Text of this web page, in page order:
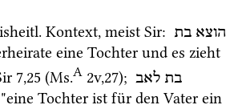
Kontext, meist Sir: הוצא בת
eine Tochter und es zieht
7,25 (Ms.A 2v,27); בת לאב
"eine Tochter ist für den Vater ein